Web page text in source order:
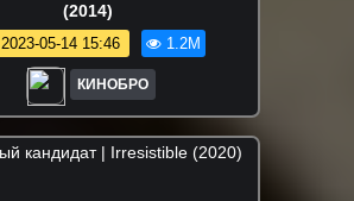
(2014)
2023-05-14 15:46 1.2M
КИНОБРО